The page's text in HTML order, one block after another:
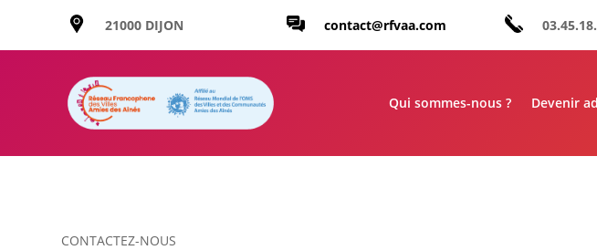
21000 DIJON contact@rfvaa.com
Qui sommes-nous ? Devenir
CONTACTEZ-NOUS